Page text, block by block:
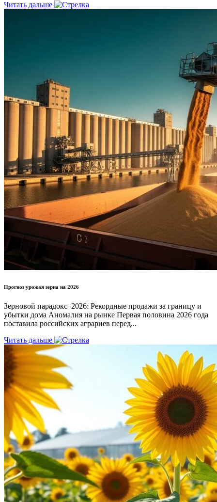
Читать дальше
Прогноз урожая зерна на 2026
Зерновой парадокс–2026: Рекордные продажи за границу и
убытки дома Аномалия на рынке Первая половина 2026 года
поставила российских аграриев перед...
Читать дальше